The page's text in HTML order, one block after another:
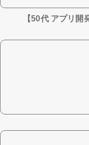
【50代 アプリ